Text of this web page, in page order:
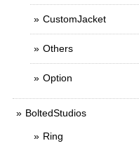
CustomJacket
Others
Option
BoltedStudios
Ring